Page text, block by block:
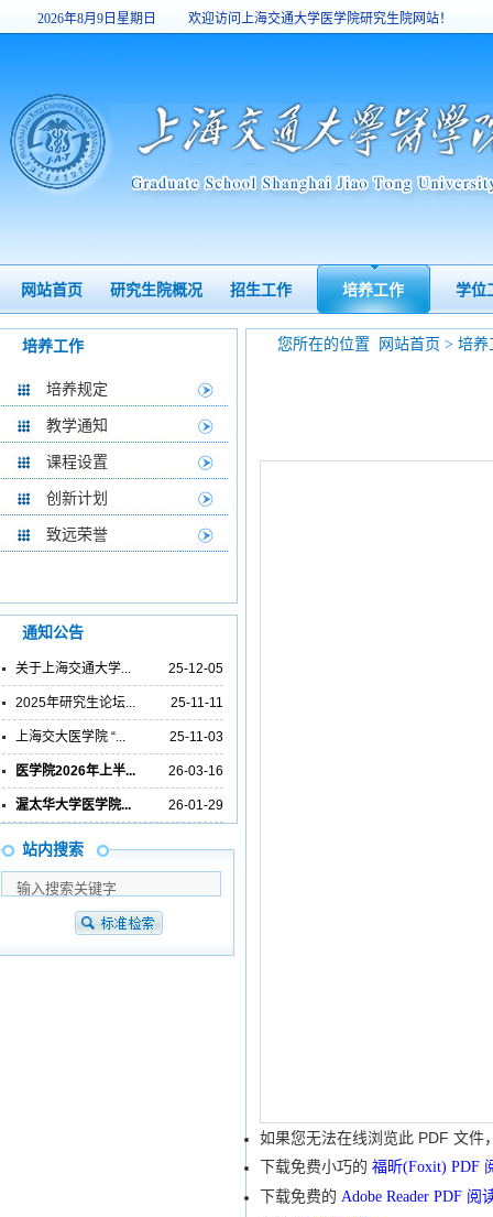
网站首页 研究生院概况 招生工作 培养工作 学位
2026年8月9日星期日
12:33:35
欢迎访问上海交通大学医学院研究生院网站！
培养工作
培养规定
教学通知
课程设置
创新计划
致远荣誉
如果您无法在线浏览此 PDF 文件
下载免费小巧的 福昕(Foxit) PDF
下载免费的 Adobe Reader PDF 阅
您所在的位置 网站首页 > 培养
通知公告
关于上海交通大学... 25-12-05
2025年研究生论坛... 25-11-11
上海交大医学院 “... 25-11-03
医学院2026年上半... 26-03-16
渥太华大学医学院... 26-01-29
站内搜索